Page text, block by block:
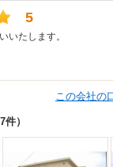
5
いたします。
この会社の
件）